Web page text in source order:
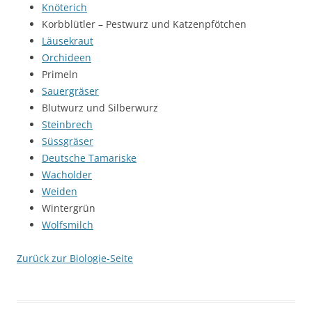
Knöterich
Korbblütler – Pestwurz und Katzenpfötchen
Läusekraut
Orchideen
Primeln
Sauergräser
Blutwurz und Silberwurz
Steinbrech
Süssgräser
Deutsche Tamariske
Wacholder
Weiden
Wintergrün
Wolfsmilch
Zurück zur Biologie-Seite